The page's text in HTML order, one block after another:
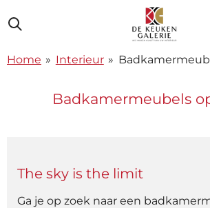
direct
de
Home » Interieur »
Badkamermeubels
The sky is the limit
Ga je op zoek naar een